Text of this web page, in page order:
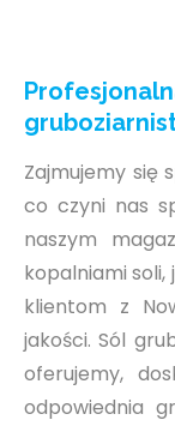
Zajmujemy się
co czyni nas
naszym
kopalniami
klientom z
jakości. Sól
oferujemy,
odpowiednia